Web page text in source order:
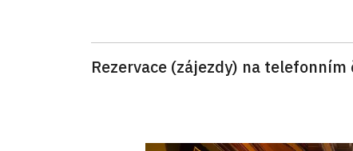
Rezervace (zájezdy) na telefonním